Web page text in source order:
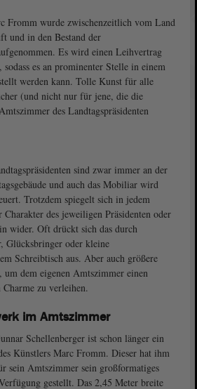
Fromm wurde zwischenzeitlich vom Land
und in den Bestand der
Es wird einen Leihvertrag
sodass es an prominenter Stelle in einem
werden kann. Tolle Kunst für alle
(und nicht nur für jene, die die
des Landtagspräsidenten
sind zwar immer an der
und auch das Mobiliar wird
Trotzdem spiegelt sich in jedem
des jeweiligen Präsidenten oder
wider. Oft drückt sich das durch
Glücksbringer oder kleine
Schreibtisch aus. Aber auch größere
dem eigenen Amtszimmer einen
Charme zu verleihen.
im Amtszimmer
Schellenberger ist schon länger ein
Künstlers Marc Fromm. Dieser hat ihm
sein Amtszimmer sein großformatiges
gestellt. Das 2,45 Meter breite